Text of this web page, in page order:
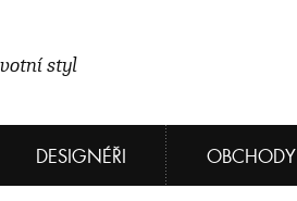
styl
DESIGNÉŘI OBCHODY